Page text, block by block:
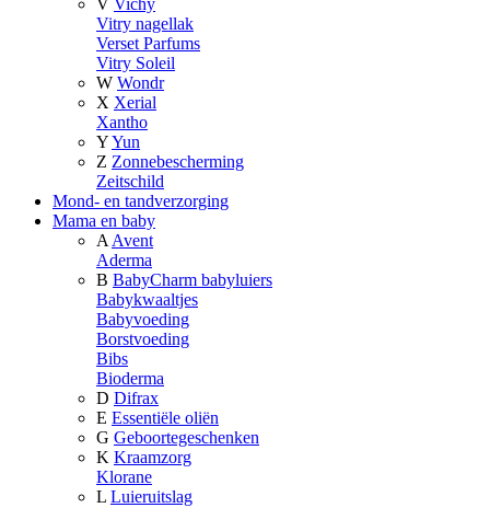
V Vichy
Vitry nagellak
Verset Parfums
Vitry Soleil
W Wondr
X Xerial
Xantho
YYun
Z Zonnebescherming
Zeitschild
Mond- en tandverzorging
Mama en baby
A Avent
Aderma
B BabyCharm babyluiers
Babykwaaltjes
Babyvoeding
Borstvoeding
Bibs
Bioderma
D Difrax
E Essentiële oliën
G Geboortegeschenken
K Kraamzorg
Klorane
L Luieruitslag